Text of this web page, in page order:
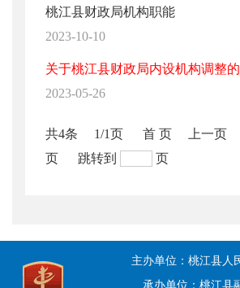
桃江县财政局机构职能
2023-10-10
关于桃江县财政局内设机构调整
2023-05-26
共4条 1/1页 首 页 上一页
页
跳转到 页
主办单位：桃江县人
承办单位：桃江县